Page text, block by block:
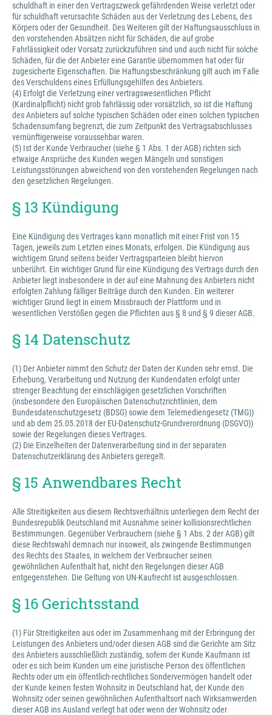
schuldhaft in einer den Vertragszweck gefährdenden Weise verletzt oder
für schuldhaft verursachte Schäden aus der Verletzung des Lebens, des
Körpers oder der Gesundheit. Des Weiteren gilt der Haftungsausschluss in
den vorstehenden Absätzen nicht für Schäden, die auf grobe
Fahrlässigkeit oder Vorsatz zurückzuführen sind und auch nicht für solche
Schäden, für die der Anbieter eine Garantie übernommen hat oder für
zugesicherte Eigenschaften. Die Haftungsbeschränkung gilt auch im Falle
des Verschuldens eines Erfüllungsgehilfen des Anbieters.
(4) Erfolgt die Verletzung einer vertragswesentlichen Pflicht
(Kardinalpflicht) nicht grob fahrlässig oder vorsätzlich, so ist die Haftung
des Anbieters auf solche typischen Schäden oder einen solchen typischen
Schadensumfang begrenzt, die zum Zeitpunkt des Vertragsabschlusses
vernünftigerweise voraussehbar waren.
(5) Ist der Kunde Verbraucher (siehe § 1 Abs. 1 der AGB) richten sich
etwaige Ansprüche des Kunden wegen Mängeln und sonstigen
Leistungsstörungen abweichend von den vorstehenden Regelungen nach
den gesetzlichen Regelungen.
§ 13 Kündigung
Eine Kündigung des Vertrages kann monatlich mit einer Frist von 15
Tagen, jeweils zum Letzten eines Monats, erfolgen. Die Kündigung aus
wichtigem Grund seitens beider Vertragsparteien bleibt hiervon
unberührt. Ein wichtiger Grund für eine Kündigung des Vertrags durch den
Anbieter liegt insbesondere in der auf eine Mahnung des Anbieters nicht
erfolgten Zahlung fälliger Beiträge durch den Kunden. Ein weiterer
wichtiger Grund liegt in einem Missbrauch der Plattform und in
wesentlichen Verstößen gegen die Pflichten aus § 8 und § 9 dieser AGB.
§ 14 Datenschutz
(1) Der Anbieter nimmt den Schutz der Daten der Kunden sehr ernst. Die
Erhebung, Verarbeitung und Nutzung der Kundendaten erfolgt unter
strenger Beachtung der einschlägigen gesetzlichen Vorschriften
(insbesondere den Europäischen Datenschutzrichtlinien, dem
Bundesdatenschutzgesetz (BDSG) sowie dem Telemediengesetz (TMG))
und ab dem 25.05.2018 der EU-Datenschutz-Grundverordnung (DSGVO))
sowie der Regelungen dieses Vertrages.
(2) Die Einzelheiten der Datenverarbeitung sind in der separaten
Datenschutzerklärung des Anbieters geregelt.
§ 15 Anwendbares Recht
Alle Streitigkeiten aus diesem Rechtsverhältnis unterliegen dem Recht der
Bundesrepublik Deutschland mit Ausnahme seiner kollisionsrechtlichen
Bestimmungen. Gegenüber Verbrauchern (siehe § 1 Abs. 2 der AGB) gilt
diese Rechtswahl demnach nur insoweit, als zwingende Bestimmungen
des Rechts des Staates, in welchem der Verbraucher seinen
gewöhnlichen Aufenthalt hat, nicht den Regelungen dieser AGB
entgegenstehen. Die Geltung von UN-Kaufrecht ist ausgeschlossen.
§ 16 Gerichtsstand
(1) Für Streitigkeiten aus oder im Zusammenhang mit der Erbringung der
Leistungen des Anbieters und/oder diesen AGB sind die Gerichte am Sitz
des Anbieters ausschließlich zuständig, sofern der Kunde Kaufmann ist
oder es sich beim Kunden um eine juristische Person des öffentlichen
Rechts oder um ein öffentlich-rechtliches Sondervermögen handelt oder
der Kunde keinen festen Wohnsitz in Deutschland hat, der Kunde den
Wohnsitz oder seinen gewöhnlichen Aufenthaltsort nach Wirksamwerden
dieser AGB ins Ausland verlegt hat oder wenn der Wohnsitz oder